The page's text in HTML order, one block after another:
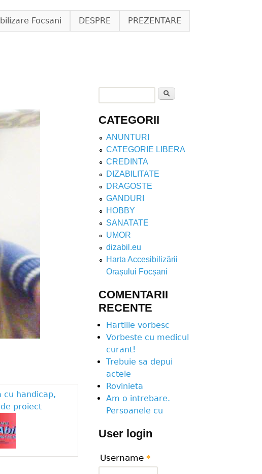
Focsani DESPRE PREZENTARE
cu handicap,
proiect
Search form
CATEGORII
ANUNTURI
CATEGORIE LIBERA
CREDINTA
DIZABILITATE
DRAGOSTE
GANDURI
HOBBY
SANATATE
UMOR
dizabil.eu
Harta Accesibilizării
Orașului Focșani
COMENTARII
RECENTE
Hartiile vorbesc
Vorbeste cu medicul
curant!
Trebuie sa depui
actele
Rovinieta
Am o intrebare.
Persoanele cu
User login
Username *